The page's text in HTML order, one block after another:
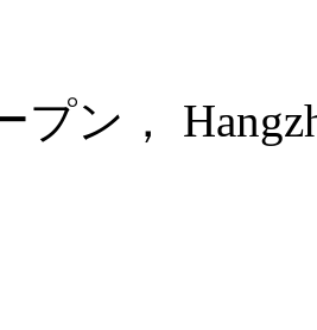
プン，